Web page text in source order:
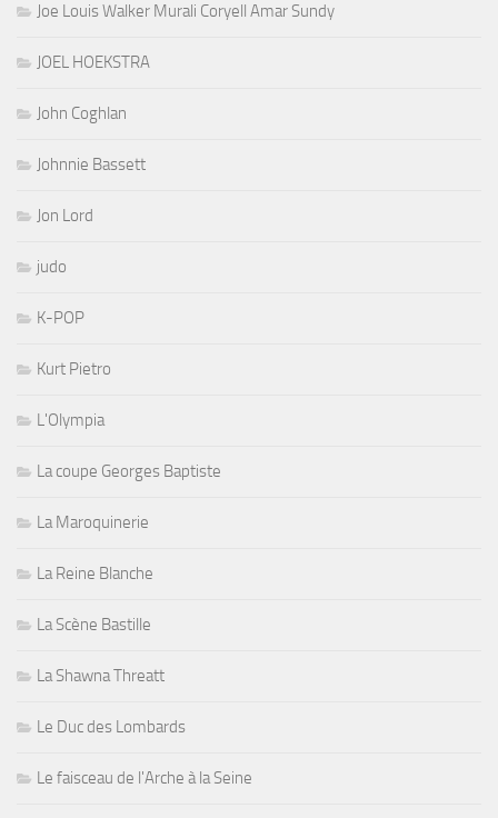
Joe Louis Walker Murali Coryell Amar Sundy
JOEL HOEKSTRA
John Coghlan
Johnnie Bassett
Jon Lord
judo
K-POP
Kurt Pietro
L'Olympia
La coupe Georges Baptiste
La Maroquinerie
La Reine Blanche
La Scène Bastille
La Shawna Threatt
Le Duc des Lombards
Le faisceau de l'Arche à la Seine